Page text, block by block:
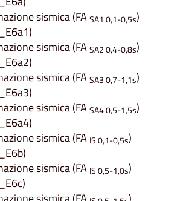
sismica (FA SA1 0,1-0,5s)
sismica (FA SA2 0,4-0,8s)
sismica (FA SA3 0,7-1,1s)
sismica (FA SA4 0,5-1,5s)
sismica (FA IS 0,1-0,5s)
sismica (FA IS 0,5-1,0s)